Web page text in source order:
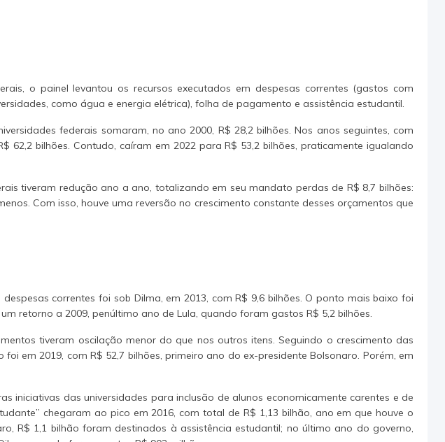
o painel levantou os recursos executados em despesas correntes (gastos com
como água e energia elétrica), folha de pagamento e assistência estudantil.
federais somaram, no ano 2000, R$ 28,2 bilhões. Nos anos seguintes, com
62,2 bilhões. Contudo, caíram em 2022 para R$ 53,2 bilhões, praticamente igualando
tiveram redução ano a ano, totalizando em seu mandato perdas de R$ 8,7 bilhões:
Com isso, houve uma reversão no crescimento constante desses orçamentos que
correntes foi sob Dilma, em 2013, com R$ 9,6 bilhões. O ponto mais baixo foi
retorno a 2009, penúltimo ano de Lula, quando foram gastos R$ 5,2 bilhões.
tiveram oscilação menor do que nos outros itens. Seguindo o crescimento das
em 2019, com R$ 52,7 bilhões, primeiro ano do ex-presidente Bolsonaro. Porém, em
iniciativas das universidades para inclusão de alunos economicamente carentes e de
chegaram ao pico em 2016, com total de R$ 1,13 bilhão, ano em que houve o
R$ 1,1 bilhão foram destinados à assistência estudantil; no último ano do governo,